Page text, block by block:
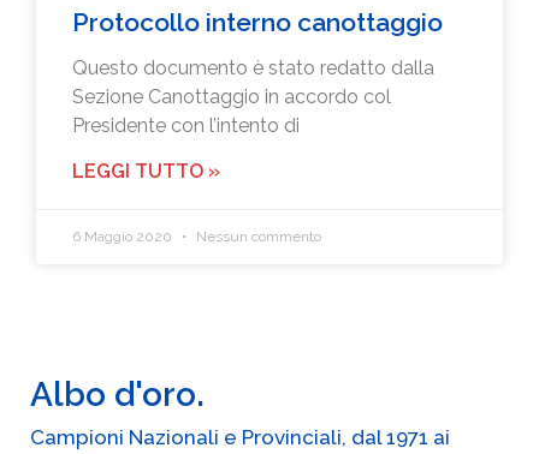
Protocollo interno canottaggio
Questo documento è stato redatto dalla
Sezione Canottaggio in accordo col
Presidente con l’intento di
LEGGI TUTTO »
6 Maggio 2020 Nessun commento
Albo d'oro.
Campioni Nazionali e Provinciali, dal 1971 ai